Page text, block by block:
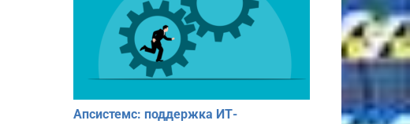
Апсистемс: поддержка ИТ-